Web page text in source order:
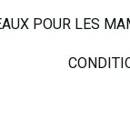
POUR LES